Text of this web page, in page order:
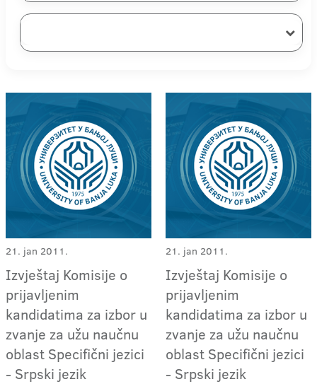
21. jan 2011.
Izvještaj Komisije o
prijavljenim
kandidatima za izbor u
zvanje za užu naučnu
oblast Specifični jezici
- Srpski jezik
21. jan 2011.
Izvještaj Komisije o
prijavljenim
kandidatima za izbor u
zvanje za užu naučnu
oblast Specifični jezici
- Srpski jezik